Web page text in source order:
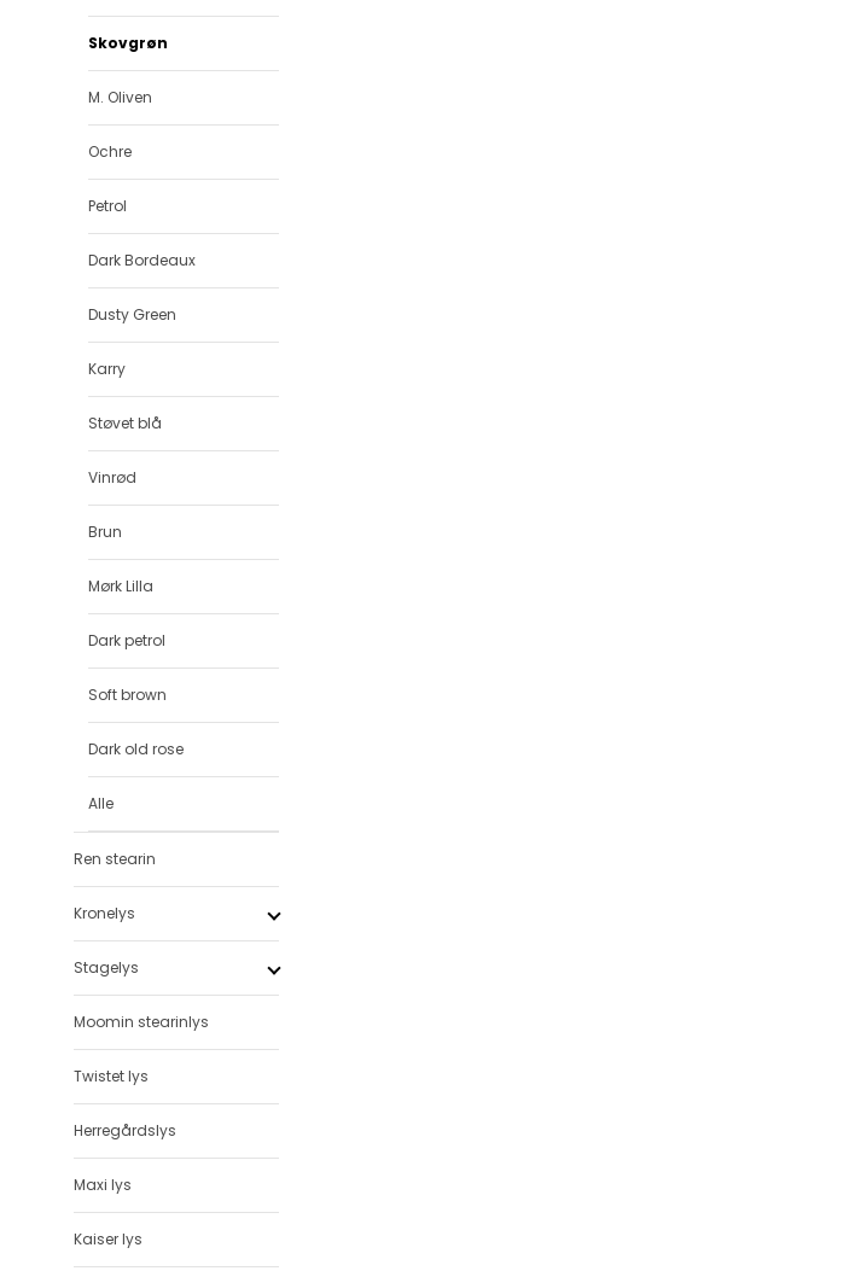
Skovgrøn
M. Oliven
Ochre
Petrol
Dark Bordeaux
Dusty Green
Karry
Støvet blå
Vinrød
Brun
Mørk Lilla
Dark petrol
Soft brown
Dark old rose
Alle
Ren stearin
Kronelys
Stagelys
Moomin stearinlys
Twistet lys
Herregårdslys
Maxi lys
Kaiser lys